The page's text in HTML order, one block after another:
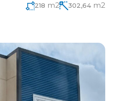
218 m2 302,64 m2